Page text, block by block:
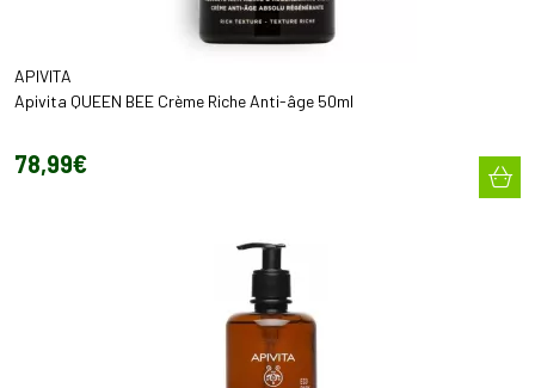
APIVITA
Apivita QUEEN BEE Crème Riche Anti-âge 50ml
78,99€